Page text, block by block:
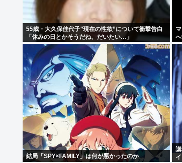
55歳・大久保佳代子”現在の性欲”について衝撃告白
「休みの日とかそうだね、だいたい…」
結局「SPY×FAMILY」は何が悪かったのか